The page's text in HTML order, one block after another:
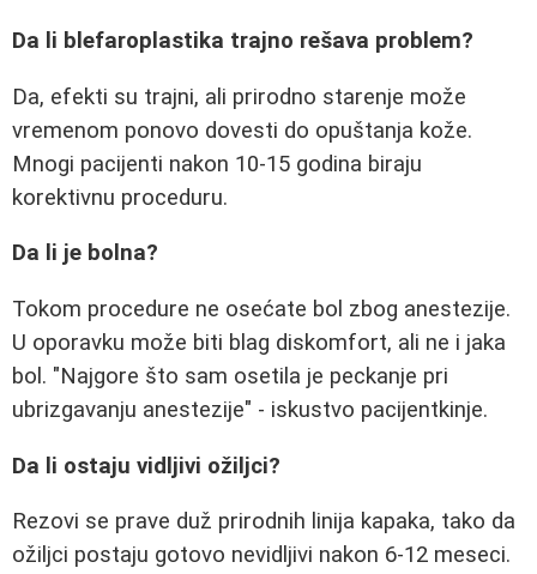
Da li blefaroplastika trajno rešava problem?
Da, efekti su trajni, ali prirodno starenje može
vremenom ponovo dovesti do opuštanja kože.
Mnogi pacijenti nakon 10-15 godina biraju
korektivnu proceduru.
Da li je bolna?
Tokom procedure ne osećate bol zbog anestezije.
U oporavku može biti blag diskomfort, ali ne i jaka
bol. "Najgore što sam osetila je peckanje pri
ubrizgavanju anestezije" - iskustvo pacijentkinje.
Da li ostaju vidljivi ožiljci?
Rezovi se prave duž prirodnih linija kapaka, tako da
ožiljci postaju gotovo nevidljivi nakon 6-12 meseci.